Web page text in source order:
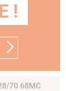
!
70 68MC